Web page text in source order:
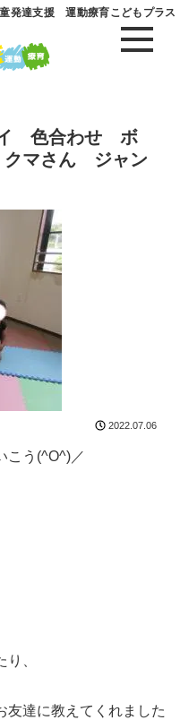
発達支援 運動療育こどもプラス
色合わせ ボ
マさん ジャン
2022.07.06
こう(^O^)／
、
友達に教えてくれました